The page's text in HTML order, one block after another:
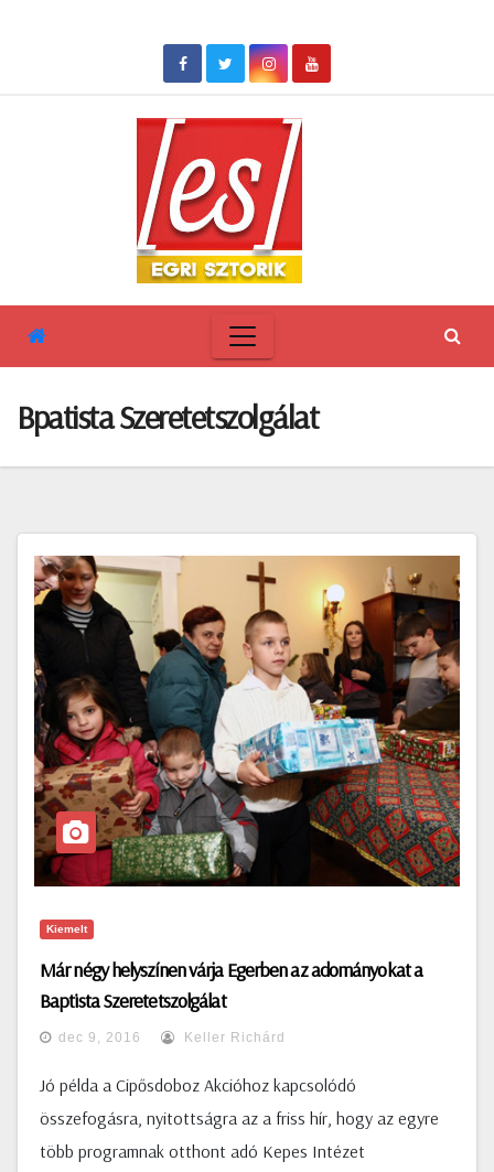
Bpatista Szeretetszolgálat
Kiemelt
Már négy helyszínen várja Egerben az adományokat a
Baptista Szeretetszolgálat
dec 9, 2016 Keller Richárd
Jó példa a Cipősdoboz Akcióhoz kapcsolódó
összefogásra, nyitottságra az a friss hír, hogy az egyre
több programnak otthont adó Kepes Intézet